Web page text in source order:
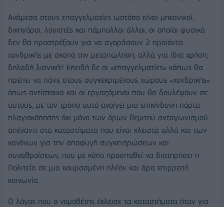
Ανάμεσα στους επαγγελματίες ωστόσο είναι μηχανικοί,
δικηγόροι, λογιστές και πάμπολλοι άλλοι, οι οποίοι φυσικά
δεν θα προστρέξουν για να αγοράσουν 2 προϊόντα
χονδρικής με σκοπό την μεταπώληση, αλλά για ίδια χρήση,
δηλαδή λιανική!! Επειδή δε οι «επαγγελματίες» κάπως θα
πρέπει να πάνε στους συγκεκριμένους χώρους «χονδρικής»
όπως αντίστοιχα και οι εργαζόμενοι που θα δουλέψουν σε
αυτούς, με τον τρόπο αυτό ανοίγει μια επικίνδυνη πόρτα
πλαγιοκόπησης όχι μόνο των όρων θεμιτού ανταγωνισμού
απέναντι στα καταστήματα που είναι κλειστά αλλά και των
κανόνων για την αποφυγή συγκεντρώσεων και
συναθροίσεων, που με κόπο προσπαθεί να διατηρήσει η
Πολιτεία σε μια κουρασμένη πλέον και άρα επιρρεπή
κοινωνία.
Ο λόγος που ο νομοθέτης έκλεισε τα καταστήματα ήταν για